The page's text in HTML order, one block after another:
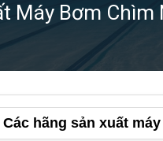
Máy Bơm
Các hãng sản xuất